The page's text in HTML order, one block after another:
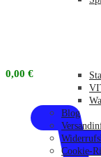
0,00 €
Blog
Cookie-